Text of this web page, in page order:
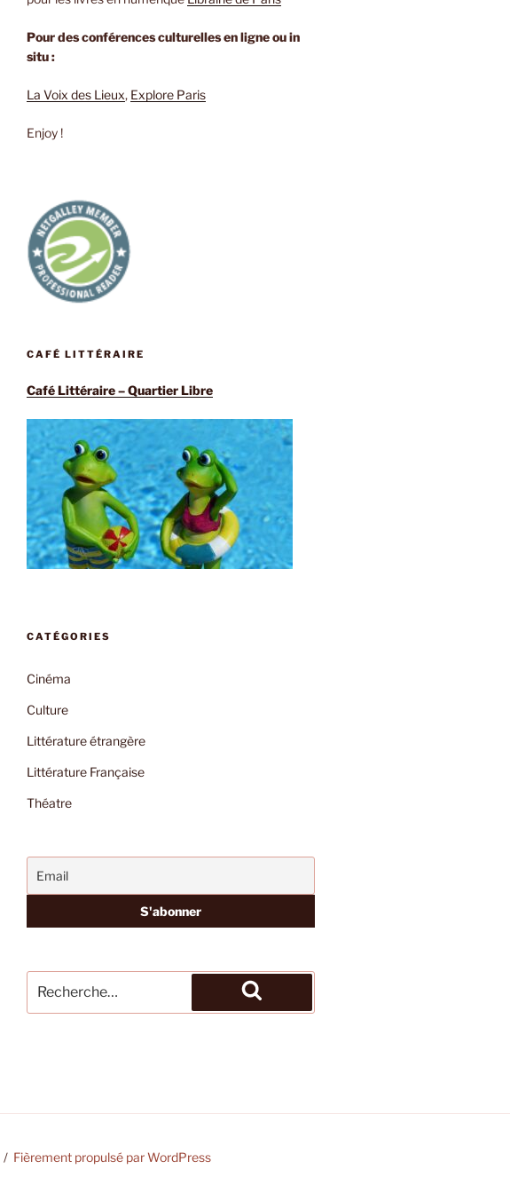
Pour des conférences culturelles en ligne ou in
situ :
La Voix des Lieux, Explore Paris
Enjoy !
CAFÉ LITTÉRAIRE
Café Littéraire – Quartier Libre
CATÉGORIES
Cinéma
Culture
Littérature étrangère
Littérature Française
Théatre
pour
:
Recherche
Fièrement propulsé par WordPress